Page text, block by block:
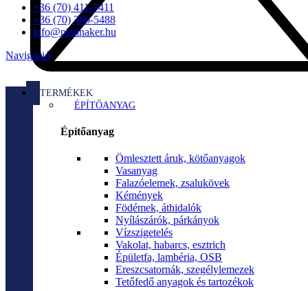
+36 (70) 411-7411
+36 (70) 366-5488
info@platinaker.hu
Navigáció
TERMÉKEK
ÉPÍTŐANYAG
Építőanyag
Ömlesztett áruk, kötőanyagok
Vasanyag
Falazóelemek, zsalukövek
Kémények
Födémek, áthidalók
Nyílászárók, párkányok
Vízszigetelés
Vakolat, habarcs, esztrich
Épületfa, lambéria, OSB
Ereszcsatornák, szegélylemezek
Tetőfedő anyagok és tartozékok